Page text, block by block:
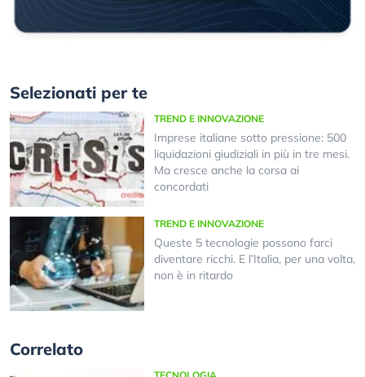
Selezionati per te
TREND E INNOVAZIONE
Imprese italiane sotto pressione: 500
liquidazioni giudiziali in più in tre mesi.
Ma cresce anche la corsa ai
concordati
TREND E INNOVAZIONE
Queste 5 tecnologie possono farci
diventare ricchi. E l’Italia, per una volta,
non è in ritardo
Correlato